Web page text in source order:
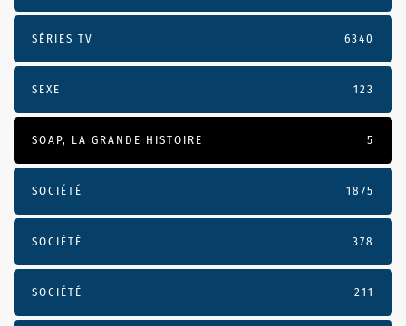
SÉRIES TV 6340
SEXE 123
SOAP, LA GRANDE HISTOIRE 5
SOCIÉTÉ 1875
SOCIÉTÉ 378
SOCIÉTÉ 211